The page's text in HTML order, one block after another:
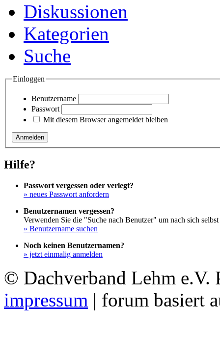
Diskussionen
Kategorien
Suche
Einloggen
Benutzername
Passwort
Mit diesem Browser angemeldet bleiben
Hilfe?
Passwort vergessen oder verlegt?
» neues Passwort anfordern
Benutzernamen vergessen?
Verwenden Sie die "Suche nach Benutzer" um nach sich selbst
» Benutzername suchen
Noch keinen Benutzernamen?
» jetzt einmalig anmelden
© Dachverband Lehm e.V.
impressum | forum basiert